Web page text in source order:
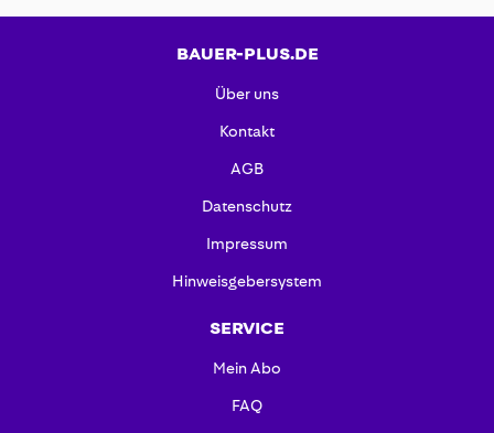
BAUER-PLUS.DE
Über uns
Kontakt
AGB
Datenschutz
Impressum
Hinweisgebersystem
SERVICE
Mein Abo
FAQ